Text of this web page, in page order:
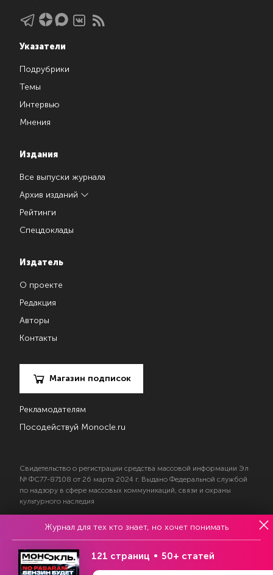
Указатели
Подрубрики
Темы
Интервью
Мнения
Издания
Все выпуски журнала
Архив изданий
Рейтинги
Спецдоклады
Издатель
О проекте
Редакция
Авторы
Контакты
Магазин подписок
Рекламодателям
Посодействуй Monocle.ru
Свидетельство о регистрации средства массовой информации Эл
№ ФС77-87108 от 26 марта 2024 г. Выдано Федеральной службой
по надзору в сфере массовых коммуникаций, связи и охраны
культурного наследия
© 2017—2026 АНО «Творческий коллектив Эксперт»
Политика конфиденциальности
Условия использования материалов
Журнал для тех кто знает, но хочет понимать
121 страниц 50+ статей